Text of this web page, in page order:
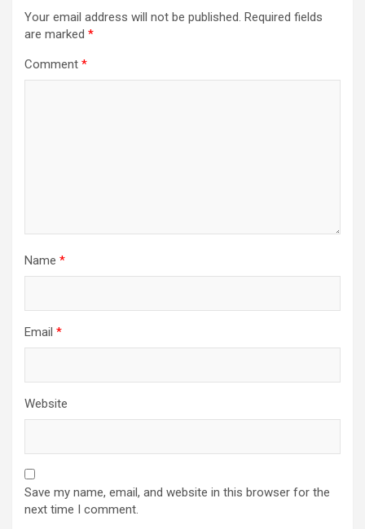
Your email address will not be published. Required fields
are marked *
Comment *
Name *
Email *
Website
Save my name, email, and website in this browser for the
next time I comment.